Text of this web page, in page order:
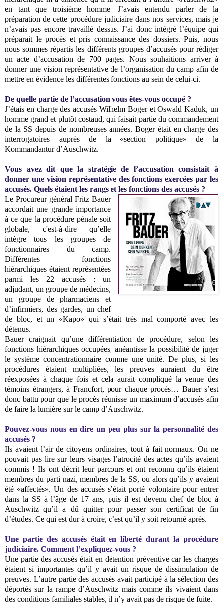
en tant que troisième homme. J’avais entendu parler de la
préparation de cette procédure judiciaire dans nos services, mais je
n’avais pas encore travaillé dessus. J’ai donc intégré l’équipe qui
préparait le procès et pris connaissance des dossiers. Puis, nous
nous sommes répartis les différents groupes d’accusés pour rédiger
un acte d’accusation de 700 pages. Nous souhaitions arriver à
donner une vision représentative de l’organisation du camp afin de
mettre en évidence les différentes fonctions au sein de celui-ci.
De quelle partie de l’accusation vous êtes-vous occupé ?
J’étais en charge des accusés Wilhelm Boger et Oswald Kaduk, un
homme grand et plutôt costaud, qui faisait partie du commandement
de la SS depuis de nombreuses années. Boger était en charge des
interrogatoires auprès de la «section politique» de la
Kommandantur d’Auschwitz.
Vous avez dit que la stratégie de l’accusation consistait à
donner une vision représentative des fonctions exercées par les
accusés. Quels étaient les rangs et les fonctions des accusés ?
Le Procureur général Fritz Bauer
accordait une grande importance
à ce que la procédure pénale soit
globale, c'est-à-dire qu’elle
intègre tous les groupes de
fonctionnaires du camp.
Différentes fonctions
hiérarchiques étaient représentées
parmi les 22 accusés : un
adjudant, un groupe de médecins,
un groupe de pharmaciens et
d’infirmiers, des gardes, un chef
de bloc, et un «Kapo» qui s’était très mal comporté avec les
détenus.
Bauer craignait qu’une différentiation de procédure, selon les
fonctions hiérarchiques occupées, anéantisse la possibilité de juger
le système concentrationnaire comme une unité. De plus, si les
procédures étaient multipliées, les preuves auraient du être
réexposées à chaque fois et cela aurait compliqué la venue des
témoins étrangers, à Francfort, pour chaque procès… Bauer s’est
donc battu pour que le procès réunisse un maximum d’accusés afin
de faire la lumière sur le camp d’Auschwitz.
Pouvez-vous nous en dire un peu plus sur la personnalité des
accusés ?
Ils avaient l’air de citoyens ordinaires, tout à fait normaux. On ne
pouvait pas lire sur leurs visages l’atrocité des actes qu’ils avaient
commis ! Ils ont décrit leur parcours et ont reconnu qu’ils étaient
membres du parti nazi, membres de la SS, ou alors qu’ils y avaient
été «affectés». Un des accusés s’était porté volontaire pour entrer
dans la SS à l’âge de 17 ans, puis il est devenu chef de bloc à
Auschwitz qu’il a dû quitter pour passer son certificat de fin
d’études. Ce qui est dur à croire, c’est qu’il y soit retourné après.
Une partie des accusés était en liberté durant la procédure
judiciaire. Comment l’expliquez-vous ?
Une partie des accusés était en détention préventive car les charges
étaient si importantes qu’il y avait un risque de dissimulation de
preuves. L’autre partie des accusés avait participé à la sélection des
déportés sur la rampe d’Auschwitz mais comme ils vivaient dans
des conditions familiales stables, il n’y avait pas de risque de fuite.